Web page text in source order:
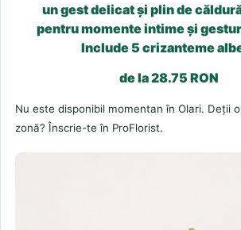
un gest delicat și plin de
pentru momente intime și
Include 5 crizanteme
de la 28.75 RON
Nu este disponibil momentan în Olari. Deții
zonă? Înscrie-te în ProFlorist.